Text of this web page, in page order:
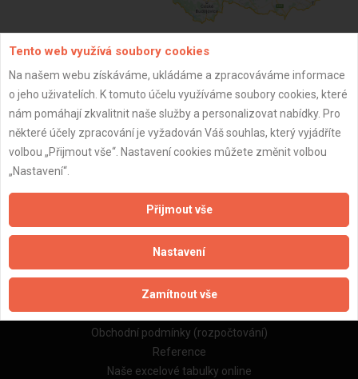
ZPĚT
Aktualizováno z portálu ARES dne 31.12.2023 19:00:12
Důležité informace
Naše firmy a řemeslníci
Zpracování a ochrana osobních údajů
Zásady pro používání souborů cookie
Obchodní podmínky (zprostředkování)
Obchodní podmínky (rozpočtování)
Reference
Naše excelové tabulky online
Tento web využívá soubory cookies
Na našem webu získáváme, ukládáme a zpracováváme informace
o jeho uživatelích. K tomuto účelu využíváme soubory cookies, které
nám pomáhají zkvalitnit naše služby a personalizovat nabídky. Pro
některé účely zpracování je vyžadován Váš souhlas, který vyjádříte
volbou „Přijmout vše“. Nastavení cookies můžete změnit volbou
„Nastavení“.
Přijmout vše
Nastavení
Zamítnout vše